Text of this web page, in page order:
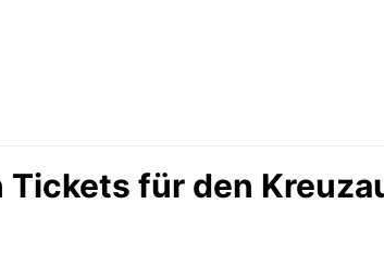
Tickets für den